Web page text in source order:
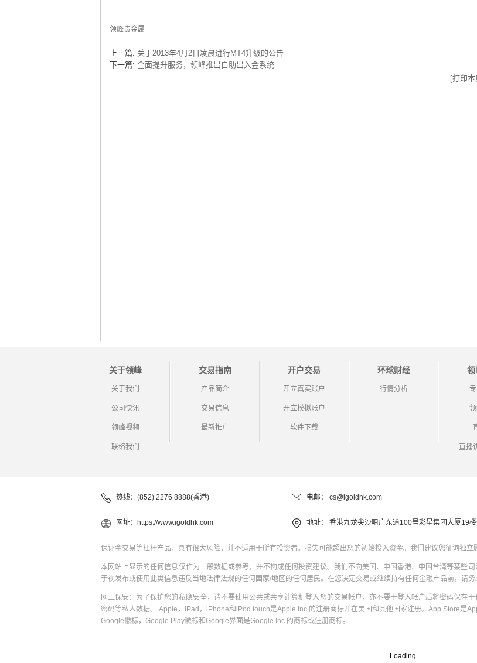
领峰贵金属
上一篇: 关于2013年4月2日凌晨进行MT4升级的公告
下一篇: 全面提升服务，领峰推出自助出入金系统
[打印本
关于领峰
关于我们
公司快讯
领峰视频
联络我们
交易指南
产品简介
交易信息
最新推广
开户交易
开立真实账户
开立模拟账户
软件下载
环球财经
行情分析
领
直播
热线：(852) 2276 8888(香港) 电邮： cs@igoldhk.com
网址： https://www.igoldhk.com 地址： 香港九龙尖沙咀广东道100号彩星集团大厦19
保证金交易等杠杆产品，具有很大风险，并不适用于所有投资者。损失可能超出您的初始投入资金。我们建议您征询独立
本网站上显示的任何信息仅作为一般数据或参考，并不构成任何投资建议。我们不向美国、中国香港、中国台湾等某些
于视发布或使用此类信息违反当地法律法规的任何国家/地区的任何居民。在您决定交易或继续持有任何金融产品前，请
网上保安：为了保护您的私隐安全，请不要使用公共或共享计算机登入您的交易帐户，亦不要于登入帐户后将密码保存
密码等私人数据。 Apple，iPad，iPhone和iPod touch是Apple Inc.的注册商标并在美国和其他国家注册。App Store是
Google徽标，Google Play徽标和Google界面是Google Inc.的商标或注册商标。
Loading...